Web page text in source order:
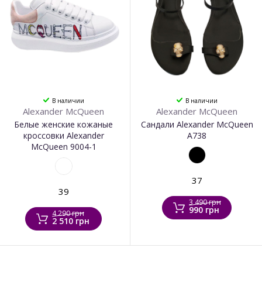
В наличии
Alexander McQueen
Белые женские кожаные
кроссовки Alexander
McQueen 9004-1
39
4 290 грн
2 510 грн
В наличии
Alexander McQueen
Сандали Alexander McQueen
А738
37
3 490 грн
990 грн